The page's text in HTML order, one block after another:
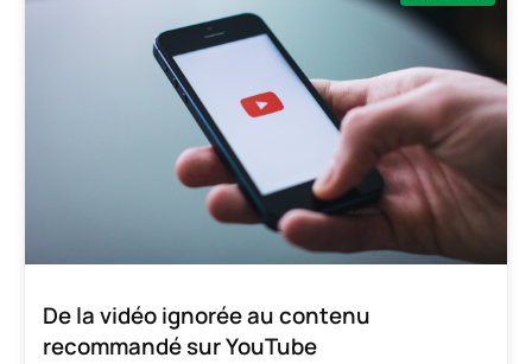
De la vidéo ignorée au contenu
recommandé sur YouTube